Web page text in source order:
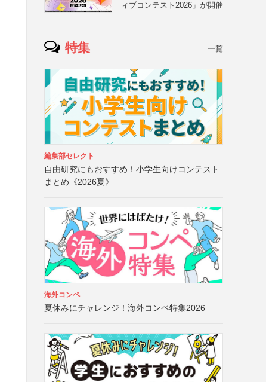
ィブコンテスト2026」が開催
特集 一覧
編集部セレクト
自由研究にもおすすめ！小学生向けコンテスト
まとめ《2026夏》
海外コンペ
夏休みにチャレンジ！海外コンペ特集2026